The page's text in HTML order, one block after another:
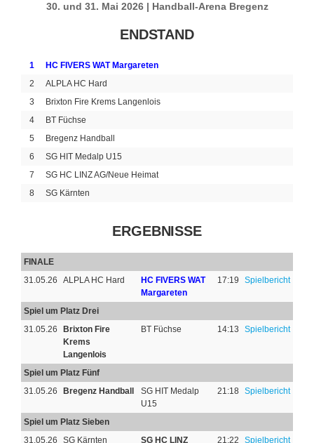
30. und 31. Mai 2026 | Handball-Arena Bregenz
ENDSTAND
1
HC FIVERS WAT Margareten
2
ALPLA HC Hard
3
Brixton Fire Krems Langenlois
4
BT Füchse
5
Bregenz Handball
6
SG HIT Medalp U15
7
SG HC LINZ AG/Neue Heimat
8
SG Kärnten
ERGEBNISSE
FINALE
31.05.26
ALPLA HC Hard
HC FIVERS WAT
Margareten
17:19 Spielbericht
Spiel um Platz Drei
31.05.26
Brixton Fire
Krems
Langenlois
BT Füchse 14:13 Spielbericht
Spiel um Platz Fünf
31.05.26
Bregenz Handball
SG HIT Medalp
U15
21:18 Spielbericht
Spiel um Platz Sieben
31.05.26
SG Kärnten
SG HC LINZ
21:22 Spielbericht